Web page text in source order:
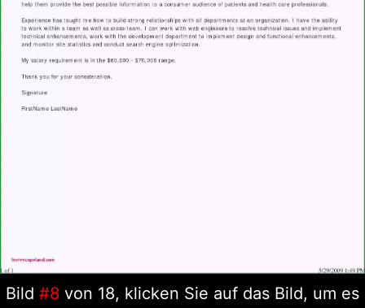
Bild #8 von 18, klicken Sie auf das Bild, um es